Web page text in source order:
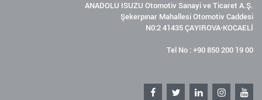
ANADOLU ISUZU Otomotiv Sanayi ve Ticaret A.Ş.
Şekerpınar Mahallesi Otomotiv Caddesi
N0:2 41435 ÇAYIROVA-KOCAELİ
Tel No : +90 850 200 19 00